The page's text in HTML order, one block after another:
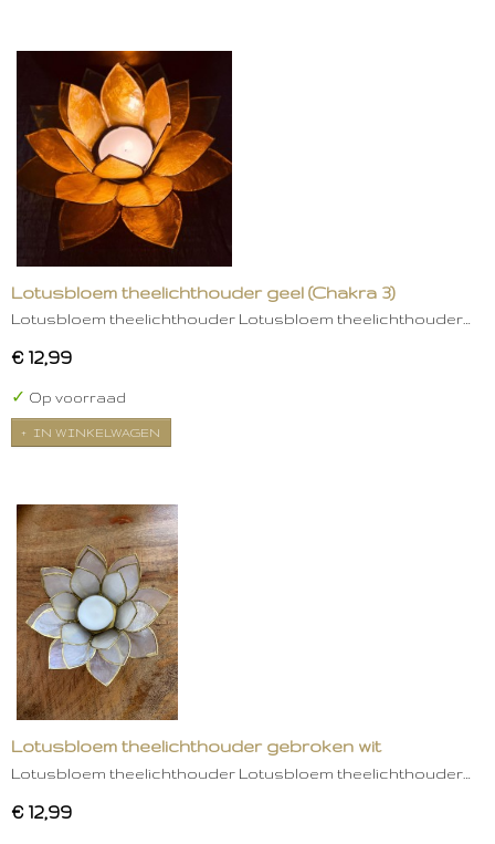
Lotusbloem theelichthouder geel (Chakra 3)
Lotusbloem theelichthouder Lotusbloem theelichthouder…
€ 12,99
✓ Op voorraad
IN WINKELWAGEN
Lotusbloem theelichthouder gebroken wit
Lotusbloem theelichthouder Lotusbloem theelichthouder…
€ 12,99